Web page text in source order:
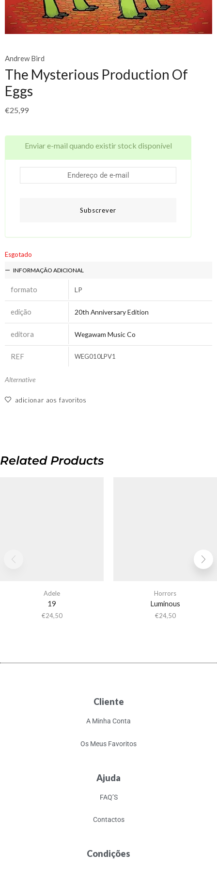
Andrew Bird
The Mysterious Production Of
Eggs
€25,99
Enviar e-mail quando existir stock disponível
Subscrever
Esgotado
INFORMAÇÃO ADICIONAL
formato LP
edição 20th Anniversary Edition
editora Wegawam Music Co
REF WEG010LPV1
Alternative
adicionar aos favoritos
Related Products
Adele
19
€24,50
Horrors
Luminous
€24,50
Cliente
A Minha Conta
Os Meus Favoritos
Ajuda
FAQ’S
Contactos
Condições